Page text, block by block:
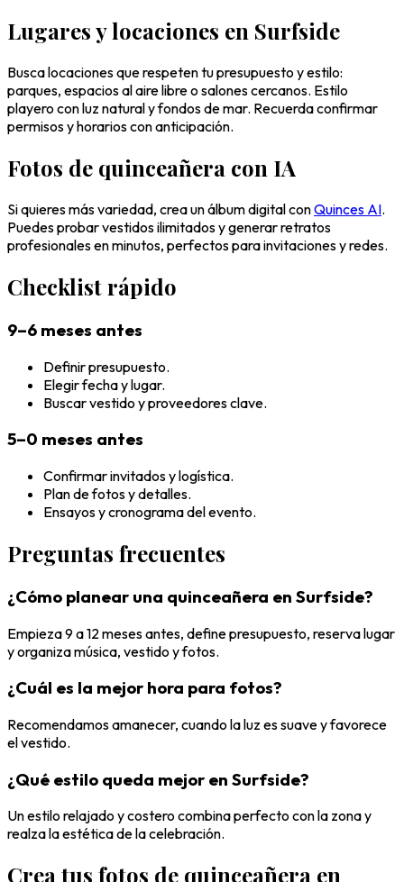
Lugares y locaciones en Surfside
Busca locaciones que respeten tu presupuesto y estilo:
parques, espacios al aire libre o salones cercanos. Estilo
playero con luz natural y fondos de mar. Recuerda confirmar
permisos y horarios con anticipación.
Fotos de quinceañera con IA
Si quieres más variedad, crea un álbum digital conQuinces AI.
Puedes probar vestidos ilimitados y generar retratos
profesionales en minutos, perfectos para invitaciones y redes.
Checklist rápido
9–6 meses antes
Definir presupuesto.
Elegir fecha y lugar.
Buscar vestido y proveedores clave.
5–0 meses antes
Confirmar invitados y logística.
Plan de fotos y detalles.
Ensayos y cronograma del evento.
Preguntas frecuentes
¿Cómo planear una quinceañera en Surfside?
Empieza 9 a 12 meses antes, define presupuesto, reserva lugar
y organiza música, vestido y fotos.
¿Cuál es la mejor hora para fotos?
Recomendamos amanecer, cuando la luz es suave y favorece
el vestido.
¿Qué estilo queda mejor en Surfside?
Un estilo relajado y costero combina perfecto con la zona y
realza la estética de la celebración.
Crea tus fotos de quinceañera en